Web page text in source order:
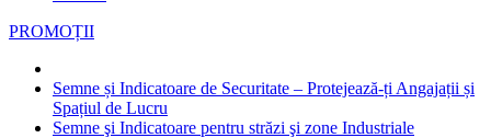
PROMOȚII
Semne și Indicatoare de Securitate – Protejează-ți Angajații și
Spațiul de Lucru
Semne şi Indicatoare pentru străzi şi zone Industriale